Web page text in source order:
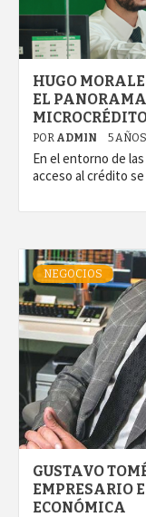
HUGO
EL
POR ADMIN 5
En el entorno de
acceso al crédito
NEGOCIOS
GUSTAVO
EMPRESARIO
ECONÓMICA